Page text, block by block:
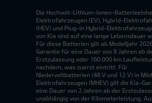
Die Hochvolt-Lithium-Ionen-
Elektrofahrzeugen (EV), Hybrid-
(HEV) und Plug-in Hybrid-
von Kia sind auf eine lange Lebensdauer
Für diese Batterien gilt ab Modelljahr
Garantie für eine Dauer von 8 Jahren ab
Erstzulassung oder 160.000 km
nachdem, was zuerst eintritt. Für
Niedervoltbatterien (48 V und 12 V) in
Elektrofahrzeugen (MHEV) gilt die Kia-
eine Dauer von 2 Jahren ab der
unabhängig von der Kilometerleistung.